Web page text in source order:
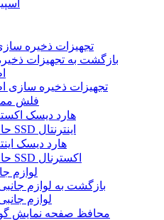
تجهیزات ذخیره
بازگشت به تجهیزات
تجهیزات ذخیره سازی
فلش
هارد دیسک
حافظه SSD اینترنتال
هارد دیسک
حافظه SSD اکسترنال
لوازم
بازگشت به لوازم
لوازم
محافظ صفحه نمایش